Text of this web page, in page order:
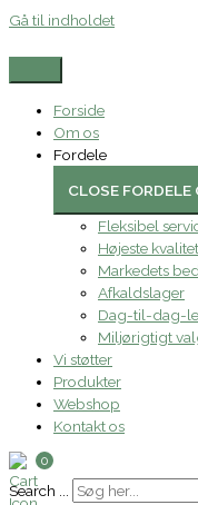
Gå til indholdet
Forside
Om os
Fordele
CLOSE FORDELE
Fleksibel
Højeste kvalitet
Markedets
Afkaldslager
Dag-til-dag-
Miljørigtigt
Vi støtter
Produkter
Webshop
Kontakt os
0
Search ...